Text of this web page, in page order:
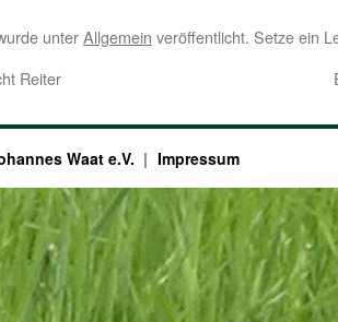
unterAllgemein veröffentlicht. Setze ein
Reiter
Waat e.V. Impressum